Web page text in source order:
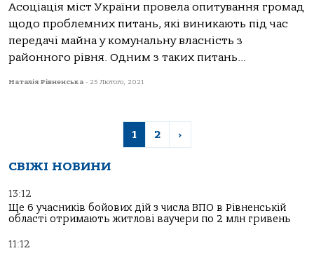
Асоціація міст України провела опитування громад
щодо проблемних питань, які виникають під час
передачі майна у комунальну власність з
районного рівня. Одним з таких питань...
Наталія Рівненська - 25 Лютого, 2021
1 2 ›
СВІЖІ НОВИНИ
13:12
Ще 6 учасників бойових дій з числа ВПО в Рівненській
області отримають житлові ваучери по 2 млн гривень
11:12